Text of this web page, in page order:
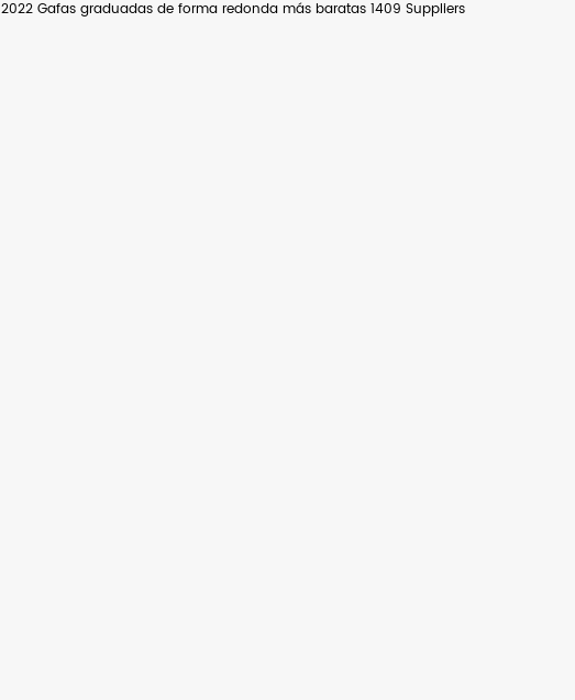
2022 Gafas graduadas de forma redonda más baratas 1409 Suppliers